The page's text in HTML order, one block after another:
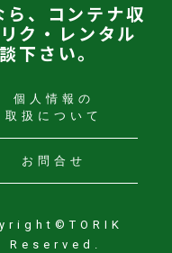
ら、コンテナ収
ク・レンタル
下さい。
個人情報の
取扱について
お問合せ